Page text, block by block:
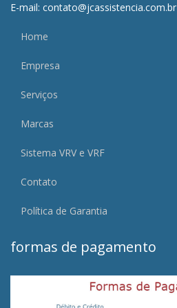
E-mail: contato@jcassistencia.com.br
Home
Empresa
Serviços
Marcas
Sistema VRV e VRF
Contato
Política de Garantia
formas de pagamento